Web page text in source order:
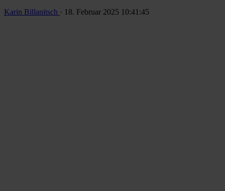
Karin Billanitsch · 18. Februar 2025 10:41:45